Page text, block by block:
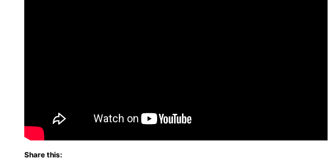
Share this: